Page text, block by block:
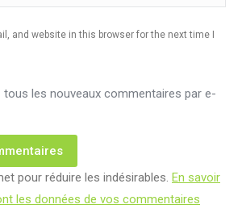
and website in this browser for the next time I
tous les nouveaux commentaires par e-
pour réduire les indésirables. En savoir
les données de vos commentaires